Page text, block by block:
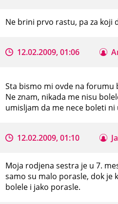
Ne brini prvo rastu, pa za koji
12.02.2009, 01:06
Sta bismo mi ovde na forumu
Ne znam, nikada me nisu
umisljam da me nece boleti
12.02.2009, 01:10
Moja rodjena sestra je u 7.
samo su malo porasle, dok je
bolele i jako porasle.